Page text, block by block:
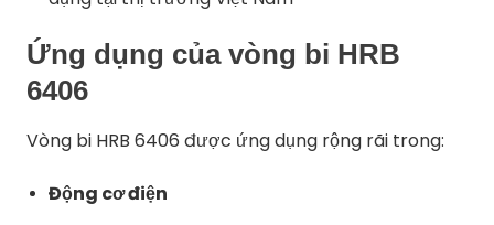
Ứng dụng của vòng bi HRB
6406
Vòng bi HRB 6406 được ứng dụng rộng rãi trong:
Động cơ điện